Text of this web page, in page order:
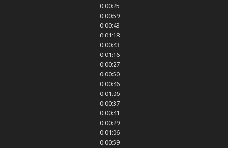
0:00:25
0:00:59
0:00:43
0:01:18
0:00:43
0:01:16
0:00:27
0:00:50
0:00:46
0:01:06
0:00:37
0:00:41
0:00:29
0:01:06
0:00:59